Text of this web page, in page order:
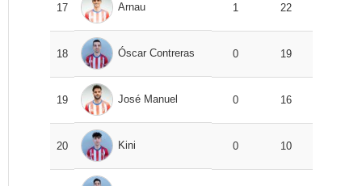
17 Arnau 1 22
18 Óscar Contreras 0 19
19 José Manuel 0 16
20 Kini 0 10